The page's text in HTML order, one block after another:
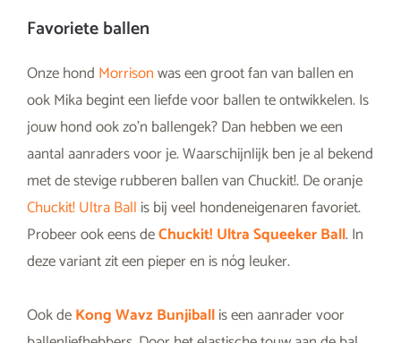
Favoriete ballen
Onze hond Morrisonwas een groot fan van ballen en
ook Mika begint een liefde voor ballen te ontwikkelen. Is
jouw hond ook zo’n ballengek? Dan hebben we een
aantal aanraders voor je. Waarschijnlijk ben je al bekend
met de stevige rubberen ballen van Chuckit!. De oranje
Chuckit! Ultra Ball is bij veel hondeneigenaren favoriet.
Probeer ook eens deChuckit! Ultra Squeeker Ball. In
deze variant zit een pieper en is nóg leuker.
Ook deKong Wavz Bunjiballis een aanrader voor